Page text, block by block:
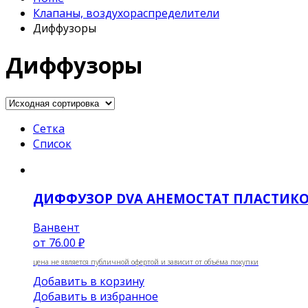
Клапаны, воздухораспределители
Диффузоры
Диффузоры
Сетка
Список
ДИФФУЗОР DVA АНЕМОСТАТ
Ванвент
от 76.00 ₽
цена не является публичной офертой и зависит от объёма покупки
Добавить в корзину
Добавить в избранное